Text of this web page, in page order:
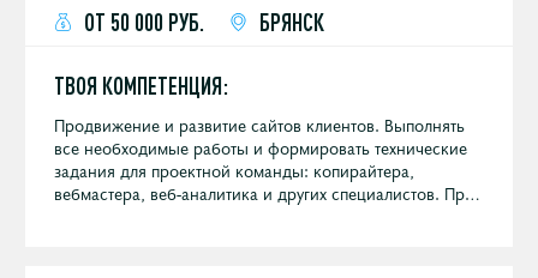
ОТ 50 000 РУБ. БРЯНСК
ТВОЯ КОМПЕТЕНЦИЯ:
Продвижение и развитие сайтов клиентов. Выполнять
все необходимые работы и формировать технические
задания для проектной команды: копирайтера,
вебмастера, веб-аналитика и других специалистов. При